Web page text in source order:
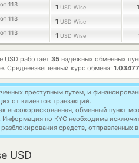
от 113 1 USD Wise
от 113 1 USD Wise
от 113 1 USD Wise
USD работает 35 надежных обменных
Средневзвешенный курс обмена:
преступным путем, и
от клиентов транзакций.
высокорискованная, обменный пункт
. Информация по KYC необходима
средств, отправленных
USD